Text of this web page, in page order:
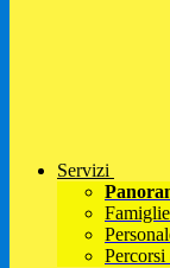
Servizi